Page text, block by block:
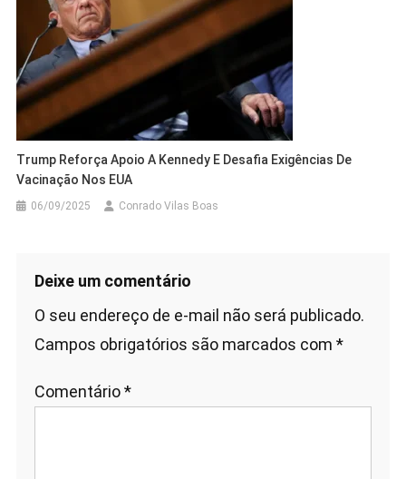
Trump Reforça Apoio A Kennedy E Desafia Exigências De
Vacinação Nos EUA
06/09/2025 Conrado Vilas Boas
Deixe um comentário
O seu endereço de e-mail não será publicado.
Campos obrigatórios são marcados com *
Comentário*